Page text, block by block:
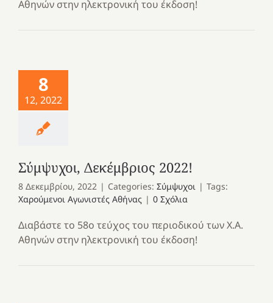
Αθηνών στην ηλεκτρονική του έκδοση!
8
12, 2022
Σύμψυχοι, Δεκέμβριος 2022!
8 Δεκεμβρίου, 2022 | Categories: Σύμψυχοι | Tags:
Χαρούμενοι Αγωνιστές Αθήνας | 0 Σχόλια
Διαβάστε το 58ο τεύχος του περιοδικού των Χ.Α.
Αθηνών στην ηλεκτρονική του έκδοση!